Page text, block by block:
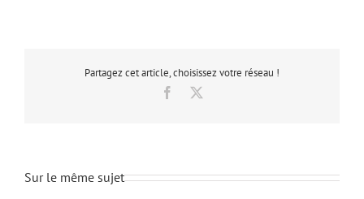
Partagez cet article, choisissez votre réseau !
Facebook
Sur le même sujet